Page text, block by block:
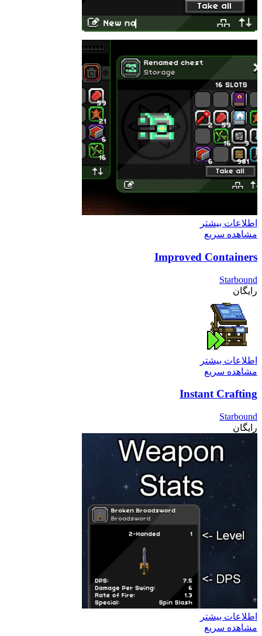
اطلاعات بیشتر
مشاهده سریع
Improved Containers
Starbound
رایگان
اطلاعات بیشتر
مشاهده سریع
Instant Crafting
Starbound
رایگان
اطلاعات بیشتر
مشاهده سریع